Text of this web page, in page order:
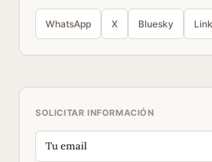
WhatsApp X Bluesky
SOLICITAR INFORMACIÓN